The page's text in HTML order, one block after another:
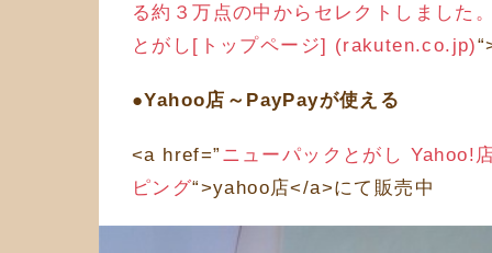
る約３万点の中からセレクトしました
とがし[トップページ] (rakuten.co.jp)
●Yahoo店～PayPayが使える
<a href=” ニューパックとがし Yahoo!
ピング“>yahoo店</a>にて販売中